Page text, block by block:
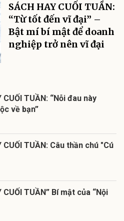
SÁCH HAY CUỐI TUẦN:
“Từ tốt đến vĩ đại” –
Bật mí bí mật để doanh
nghiệp trở nên vĩ đại
CUỐI TUẦN: “Nỗi đau này
về bạn”
CUỐI TUẦN: Câu thần chú "Cú
CUỐI TUẦN” Bí mật của “Nội